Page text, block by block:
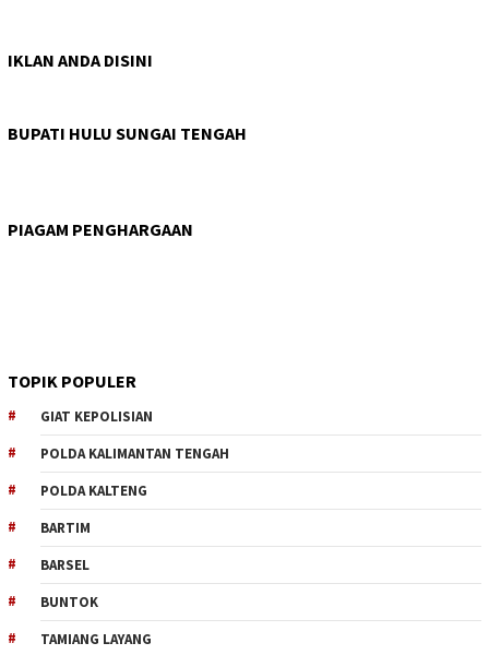
IKLAN ANDA DISINI
BUPATI HULU SUNGAI TENGAH
PIAGAM PENGHARGAAN
TOPIK POPULER
GIAT KEPOLISIAN
POLDA KALIMANTAN TENGAH
POLDA KALTENG
BARTIM
BARSEL
BUNTOK
TAMIANG LAYANG